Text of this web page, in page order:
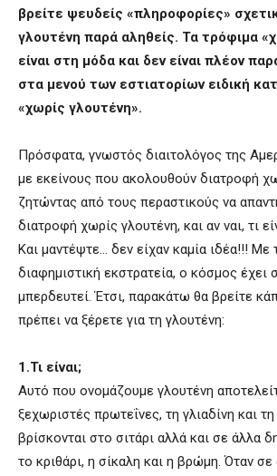
βρείτε ψευδείς «πληροφορίες»
γλουτένη παρά αληθείς. Τα τρόφιμα
είναι στη μόδα και δεν είναι πλέον
στα μενού των εστιατορίων ειδική
«χωρίς γλουτένη».
Πρόσφατα, γνωστός διαιτολόγος της
με εκείνους που ακολουθούν διατροφή
ζητώντας από τους περαστικούς να
διατροφή χωρίς γλουτένη, και αν ναι, τι
Και μαντέψτε… δεν είχαν καμία ιδέα!!! Με
διαφημιστική εκστρατεία, ο κόσμος έχει
μπερδευτεί. Έτσι, παρακάτω θα βρείτε
πρέπει να ξέρετε για τη γλουτένη:
1.Τι είναι;
Αυτό που ονομάζουμε γλουτένη
ξεχωριστές πρωτεΐνες, τη γλιαδίνη και τη
βρίσκονται στο σιτάρι αλλά και σε άλλα
το κριθάρι, η σίκαλη και η βρώμη. Όταν σε